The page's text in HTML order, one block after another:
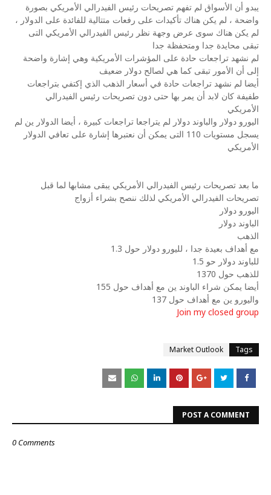
يبدو أن الأسواق لم تفهم تصريحات رئيس الفيدرالي الأمريكي بصورة
واضحة ، لم يكن هناك تأكيدات على رفعات متتالية للفائدة على الدولار ،
لم يكن هناك سوى عرض وجهة نظر رئيس الفيدرالي الأمريكي التى
تبقى محايدة جدا ومتحفظة جدا
لم نشهد تراجعات حادة على المؤشرات الأمريكية وهي إشارة واضحة
إلى أن الأمور تبقى كما هي لصالح دولار ضعيف
أيضا لم نشهد تراجعات حادة في أسعار الذهب الذي إكتفي بتراجعات
طفيفة كان لابد أن يمر بها حتى دون تصريحات رئيس الفيدرالي
الأمريكي
اليورو دولار والباوند دولار لم يتراجعا تراجعات كبيرة ، أيضا الدولار ين لم
يسجل مستويات 110 التى يمكن أن نعتبرها إشارة على تعافي الدولار
الأمريكي
ما بعد تصريحات رئيس الفيدرالي الأمريكي يبقى مشابها لما قبل
تصريحات الفيدرالي الأمريكي لذلك ننصح بشراء أزواج
اليورو دولار
الباوند دولار
الذهب
مع أهداف بعيدة جدا ، لليورو دولار حول 1.3
للباوند دولار حو 1.5
للذهب حول 1370
أيضا يمكن شراء الباوند ين مع أهداف حول 155
واليورو ين مع أهداف حول 137
Join my closed group
Tags
Market Outlook
POST A COMMENT
0 Comments